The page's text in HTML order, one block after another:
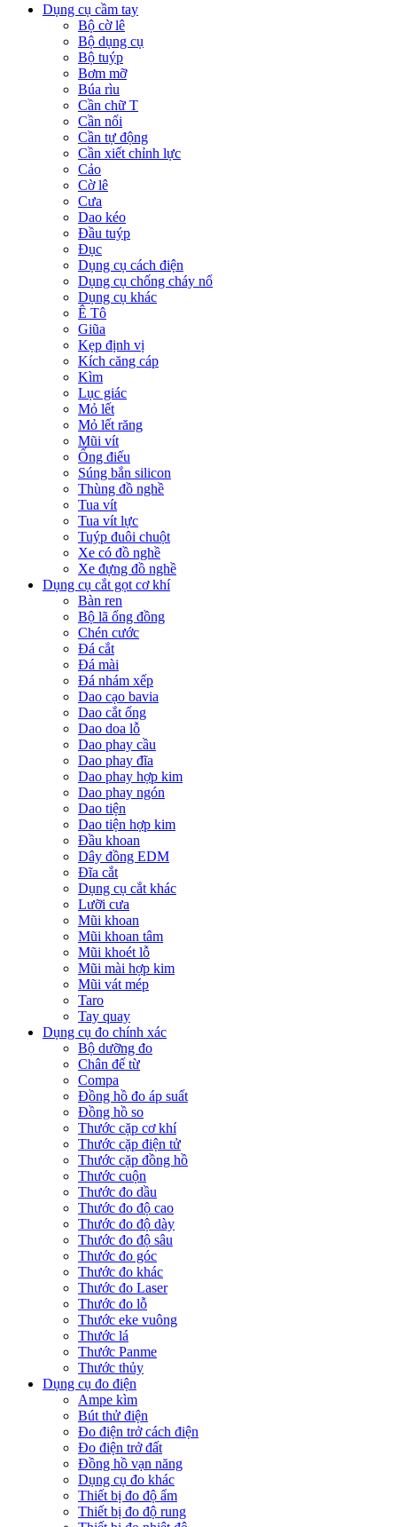
Dụng cụ cầm tay
Bộ cờ lê
Bộ dụng cụ
Bộ tuýp
Bơm mỡ
Búa rìu
Cần chữ T
Cần nối
Cần tự động
Cần xiết chỉnh lực
Cảo
Cờ lê
Cưa
Dao kéo
Đầu tuýp
Đục
Dụng cụ cách điện
Dụng cụ chống cháy nổ
Dụng cụ khác
Ê Tô
Giũa
Kẹp định vị
Kích căng cáp
Kìm
Lục giác
Mỏ lết
Mỏ lết răng
Mũi vít
Ống điếu
Súng bắn silicon
Thùng đồ nghề
Tua vít
Tua vít lực
Tuýp đuôi chuột
Xe có đồ nghề
Xe đựng đồ nghề
Dụng cụ cắt gọt cơ khí
Bàn ren
Bộ lã ống đồng
Chén cước
Đá cắt
Đá mài
Đá nhám xếp
Dao cạo bavia
Dao cắt ống
Dao doa lỗ
Dao phay cầu
Dao phay đĩa
Dao phay hợp kim
Dao phay ngón
Dao tiện
Dao tiện hợp kim
Đầu khoan
Dây đồng EDM
Đĩa cắt
Dụng cụ cắt khác
Lưỡi cưa
Mũi khoan
Mũi khoan tâm
Mũi khoét lỗ
Mũi mài hợp kim
Mũi vát mép
Taro
Tay quay
Dụng cụ đo chính xác
Bộ dưỡng đo
Chân đế từ
Compa
Đồng hồ đo áp suất
Đồng hồ so
Thước cặp cơ khí
Thước cặp điện tử
Thước cặp đồng hồ
Thước cuộn
Thước đo dầu
Thước đo độ cao
Thước đo độ dày
Thước đo độ sâu
Thước đo góc
Thước đo khác
Thước đo Laser
Thước đo lỗ
Thước eke vuông
Thước lá
Thước Panme
Thước thủy
Dụng cụ đo điện
Ampe kìm
Bút thử điện
Đo điện trở cách điện
Đo điện trở đất
Đồng hồ vạn năng
Dụng cụ đo khác
Thiết bị đo độ ẩm
Thiết bị đo độ rung